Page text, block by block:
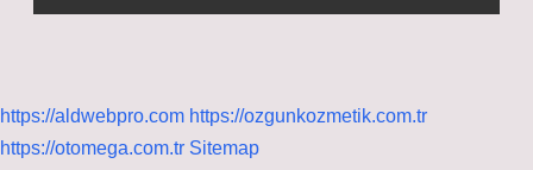
https://aldwebpro.com https://ozgunkozmetik.com.tr
https://otomega.com.tr Sitemap